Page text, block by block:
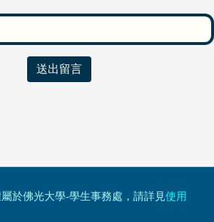
送出留言
於佛光大學-學生事務處，請詳見使用